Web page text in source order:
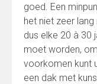
goed. Een
het niet zeer
dus elke 20 à 30
moet worden,
voorkomen kunt
een dak met